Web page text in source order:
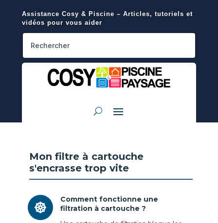
Assistance Cosy & Piscine – Articles, tutoriels et
vidéos pour vous aider
Mon filtre à cartouche
s'encrasse trop vite

Comment fonctionne une
filtration à cartouche ?